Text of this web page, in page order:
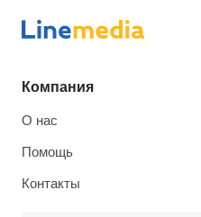
Компания
О нас
Помощь
Контакты